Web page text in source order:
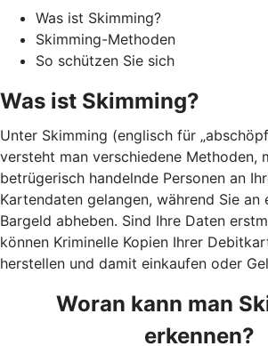
Was ist Skimming?
Skimming-Methoden
So schützen Sie sich
Was ist Skimming?
Unter Skimming (englisch für
versteht man verschiedene Methoden,
betrügerisch handelnde Personen an
Kartendaten gelangen, während Sie an
Bargeld abheben. Sind Ihre Daten
können Kriminelle Kopien Ihrer
herstellen und damit einkaufen oder
Woran kann man
erkennen?